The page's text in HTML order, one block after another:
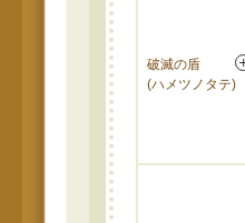
破滅の盾
(ハメツノタテ)